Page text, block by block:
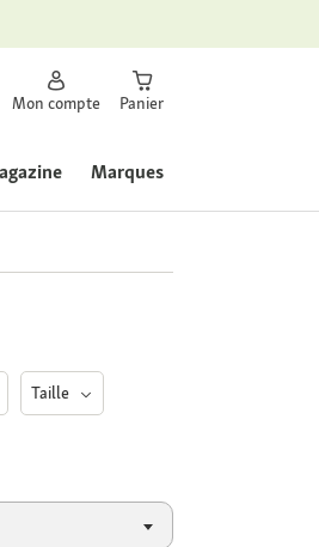
Mon compte Panier
Marques
Taille